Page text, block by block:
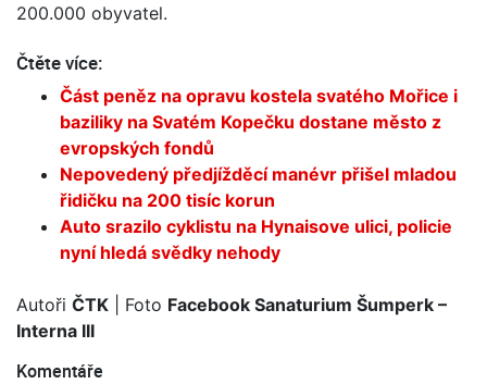
200.000 obyvatel.
Čtěte více:
Část peněz na opravu kostela svatého Mořice i
baziliky na Svatém Kopečku dostane město z
evropských fondů
Nepovedený předjížděcí manévr přišel mladou
řidičku na 200 tisíc korun
Auto srazilo cyklistu na Hynaisove ulici, policie
nyní hledá svědky nehody
Autoři ČTK | Foto Facebook Sanaturium Šumperk –
Interna III
Komentáře